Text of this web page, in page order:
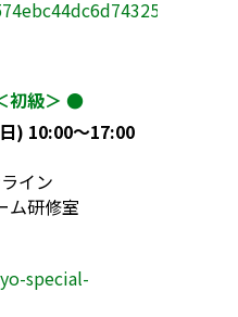
初級＞ ●
) 10:00〜17:00
イン
ム研修室
special-